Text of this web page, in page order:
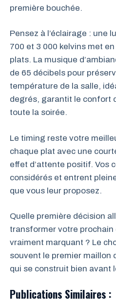
première bouchée.
Pensez à l’éclairage : une
700 et 3 000 kelvins met
plats. La musique
de 65 décibels pour
température de la salle,
degrés, garantit le confort
toute la soirée.
Le timing reste votre
chaque plat avec une
effet d’attente positif. Vos
considérés et entrent
que vous leur proposez.
Quelle première décision
transformer votre
vraiment marquant ? Le
souvent le premier maillon
qui se construit bien avant
Publications Similaires :